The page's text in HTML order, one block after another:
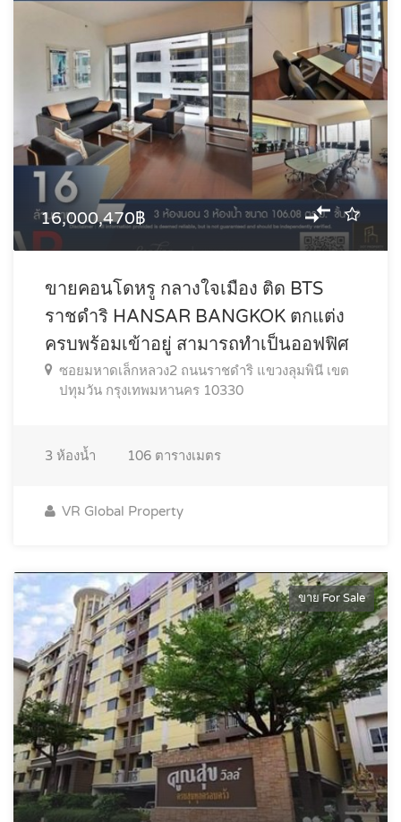
16,000,470฿
ขายคอนโดหรู กลางใจเมือง ติด BTS
ราชดำริ HANSAR BANGKOK ตกแต่ง
ครบพร้อมเข้าอยู่ สามารถทำเป็นออฟฟิศ
ซอยมหาดเล็กหลวง2 ถนนราชดำริ แขวงลุมพินี เขต
ปทุมวัน กรุงเทพมหานคร 10330
3 ห้องน้ำ 106 ตารางเมตร
VR Global Property
ขาย For Sale